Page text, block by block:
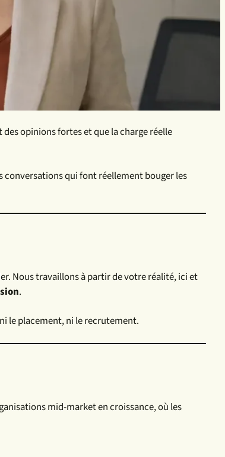
opinions fortes et que la charge réelle
conversations qui font réellement bouger les
Nous travaillons à partir de votre réalité, ici et
.
le placement, ni le recrutement.
mid-market en croissance, où les